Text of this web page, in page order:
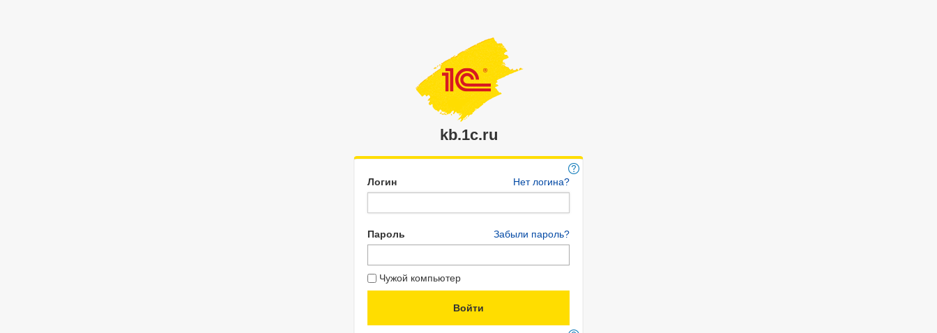
kb.1c.ru
Логин Нет логина?
Пароль Забыли пароль?
Чужой компьютер